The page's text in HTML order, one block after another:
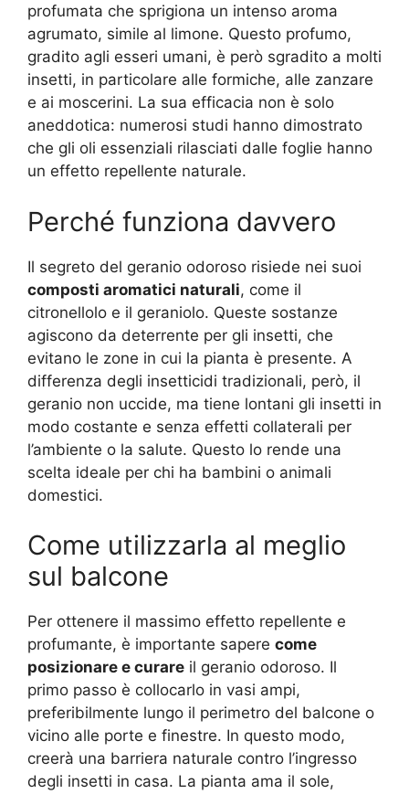
profumata che sprigiona un intenso aroma
agrumato, simile al limone. Questo profumo,
gradito agli esseri umani, è però sgradito a molti
insetti, in particolare alle formiche, alle zanzare
e ai moscerini. La sua efficacia non è solo
aneddotica: numerosi studi hanno dimostrato
che gli oli essenziali rilasciati dalle foglie hanno
un effetto repellente naturale.
Perché funziona davvero
Il segreto del geranio odoroso risiede nei suoi
composti aromatici naturali, come il
citronellolo e il geraniolo. Queste sostanze
agiscono da deterrente per gli insetti, che
evitano le zone in cui la pianta è presente. A
differenza degli insetticidi tradizionali, però, il
geranio non uccide, ma tiene lontani gli insetti in
modo costante e senza effetti collaterali per
l’ambiente o la salute. Questo lo rende una
scelta ideale per chi ha bambini o animali
domestici.
Come utilizzarla al meglio
sul balcone
Per ottenere il massimo effetto repellente e
profumante, è importante sapere come
posizionare e curare il geranio odoroso. Il
primo passo è collocarlo in vasi ampi,
preferibilmente lungo il perimetro del balcone o
vicino alle porte e finestre. In questo modo,
creerà una barriera naturale contro l’ingresso
degli insetti in casa. La pianta ama il sole,